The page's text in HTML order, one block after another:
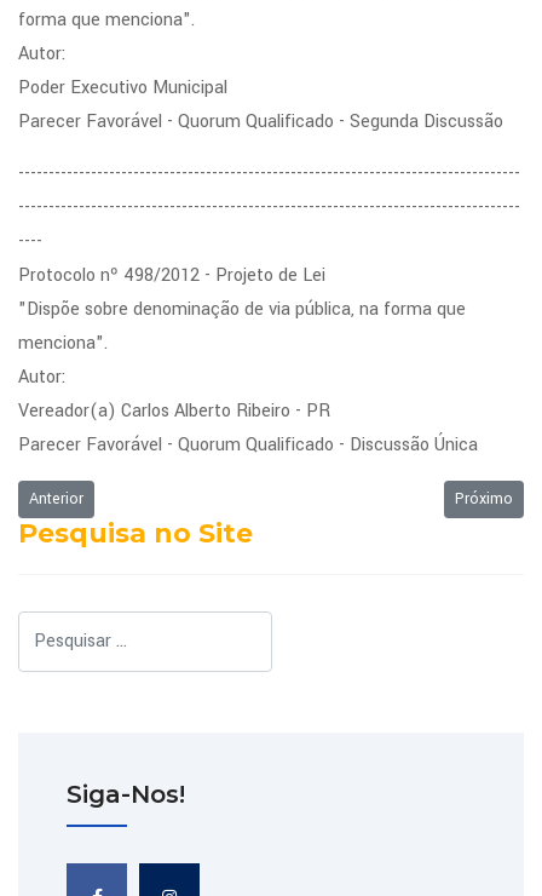
forma que menciona".
Autor:
Poder Executivo Municipal
Parecer Favorável - Quorum Qualificado - Segunda Discussão
-----------------------------------------------------------------------------------
-----------------------------------------------------------------------------------
----
Protocolo nº 498/2012 - Projeto de Lei
"Dispõe sobre denominação de via pública, na forma que
menciona".
Autor:
Vereador(a) Carlos Alberto Ribeiro - PR
Parecer Favorável - Quorum Qualificado - Discussão Única
Artigo anterior: Ordem do Dia da Sessão Ordinária de 03/09/2012
Anterior Próximo
Próximo
Pesquisa no Site
Siga-Nos!